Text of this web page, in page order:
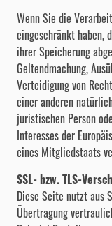
Wenn Sie die
eingeschränkt haben,
ihrer Speicherung
Geltendmachung,
Verteidigung von
einer anderen
juristischen Person
Interesses der
eines Mitgliedstaats
SSL- bzw. TLS-
Diese Seite nutzt aus
Übertragung